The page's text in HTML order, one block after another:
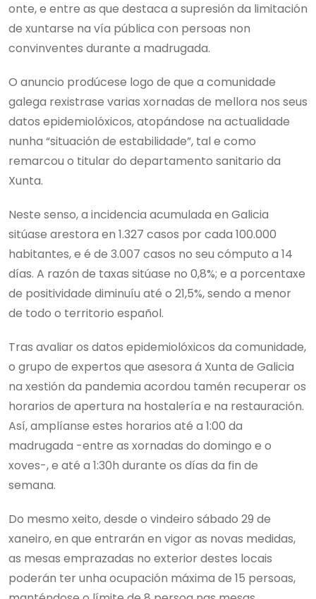
onte, e entre as que destaca a supresión da limitación
de xuntarse na vía pública con persoas non
convinventes durante a madrugada.
O anuncio prodúcese logo de que a comunidade
galega rexistrase varias xornadas de mellora nos seus
datos epidemiolóxicos, atopándose na actualidade
nunha “situación de estabilidade”, tal e como
remarcou o titular do departamento sanitario da
Xunta.
Neste senso, a incidencia acumulada en Galicia
sitúase arestora en 1.327 casos por cada 100.000
habitantes, e é de 3.007 casos no seu cómputo a 14
días. A razón de taxas sitúase no 0,8%; e a porcentaxe
de positividade diminuíu até o 21,5%, sendo a menor
de todo o territorio español.
Tras avaliar os datos epidemiolóxicos da comunidade,
o grupo de expertos que asesora á Xunta de Galicia
na xestión da pandemia acordou tamén recuperar os
horarios de apertura na hostalería e na restauración.
Así, amplíanse estes horarios até a 1:00 da
madrugada -entre as xornadas do domingo e o
xoves-, e até a 1:30h durante os días da fin de
semana.
Do mesmo xeito, desde o vindeiro sábado 29 de
xaneiro, en que entrarán en vigor as novas medidas,
as mesas emprazadas no exterior destes locais
poderán ter unha ocupación máxima de 15 persoas,